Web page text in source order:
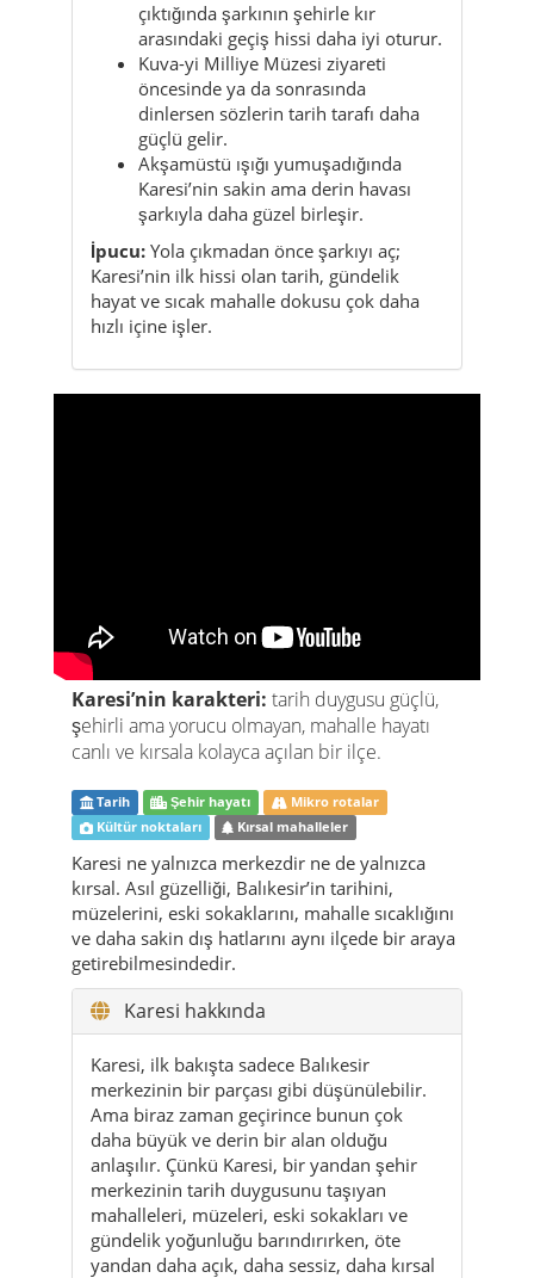
güçlü gelir.
Akşamüstü ışığı yumuşadığında
Karesi’nin sakin ama derin havası
şarkıyla daha güzel birleşir.
İpucu:Yola çıkmadan önce şarkıyı aç;
Karesi’nin ilk hissi olan tarih, gündelik
hayat ve sıcak mahalle dokusu çok daha
hızlı içine işler.
canlı ve kırsala kolayca açılan bir ilçe.
Tarih Şehir hayatı
Mikro rotalar
Kültür noktaları
Kırsal mahalleler
Karesi ne yalnızca merkezdir ne de yalnızca
kırsal. Asıl güzelliği, Balıkesir’in tarihini,
müzelerini, eski sokaklarını, mahalle sıcaklığını
ve daha sakin dış hatlarını aynı ilçede bir araya
getirebilmesindedir.
Karesi hakkında
Karesi, ilk bakışta sadece Balıkesir
merkezinin bir parçası gibi düşünülebilir.
Ama biraz zaman geçirince bunun çok
daha büyük ve derin bir alan olduğu
anlaşılır. Çünkü Karesi, bir yandan şehir
merkezinin tarih duygusunu taşıyan
mahalleleri, müzeleri, eski sokakları ve
gündelik yoğunluğu barındırırken, öte
yandan daha açık, daha sessiz, daha kırsal
hatlara doğru genişleyen bir yapıya
sahiptir. Bu yüzden Karesi’yi anlamanın en
güzel yolu tek bir etiket aramamak olur.
Burası hem şehir, hem mahalle, hem de
yolun yavaşladığı başka bir yüzdür.